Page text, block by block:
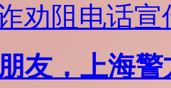
劝阻电话宣
友，上海